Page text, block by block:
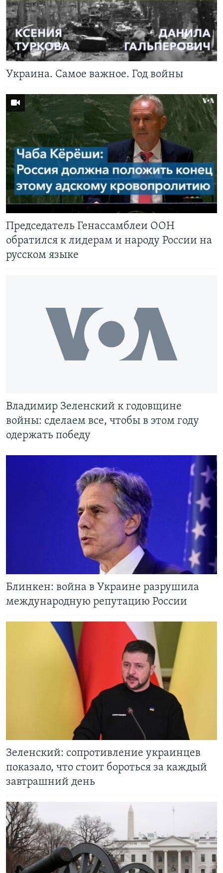
Украина. Самое важное. Год войны
Председатель Генассамблеи ООН
обратился к лидерам и народу России на
русском языке
Владимир Зеленский к годовщине
войны: сделаем все, чтобы в этом году
одержать победу
Блинкен: война в Украине разрушила
международную репутацию России
Зеленский: сопротивление украинцев
показало, что стоит бороться за каждый
завтрашний день